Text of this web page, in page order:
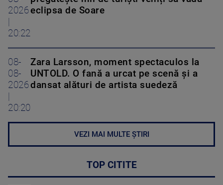
2026
20:22
eclipsa de Soare
08-
08-
2026
20:20
Zara Larsson, moment spectaculos la
UNTOLD. O fană a urcat pe scenă și a
dansat alături de artista suedeză
VEZI MAI MULTE ȘTIRI
TOP CITITE